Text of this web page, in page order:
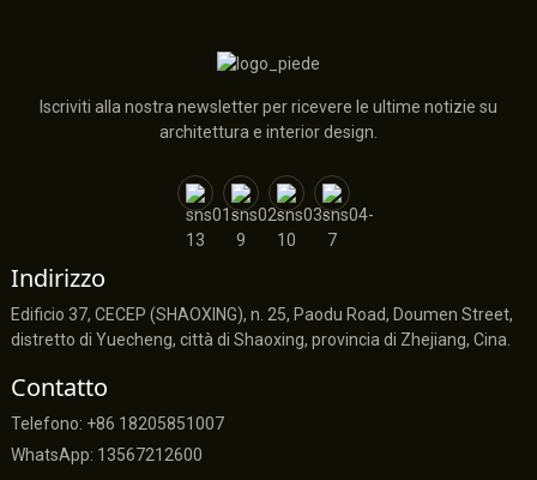
Iscriviti alla nostra newsletter per ricevere le ultime notizie su
architettura e interior design.
Indirizzo
Edificio 37, CECEP (SHAOXING), n. 25, Paodu Road, Doumen Street,
distretto di Yuecheng, città di Shaoxing, provincia di Zhejiang, Cina.
Contatto
Telefono: +86 18205851007
WhatsApp: 13567212600